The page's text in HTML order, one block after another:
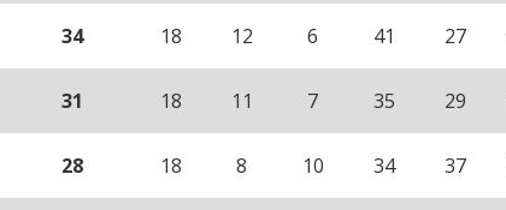
34 18 12 6 41 27
31 18 11 7 35 29
28 18 8 10 34 37